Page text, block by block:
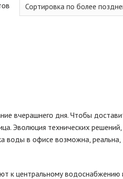
вчерашнего дня. Чтобы
Эволюция технических решений,
воды в офисе возможна, реальна,
к центральному водоснабжению